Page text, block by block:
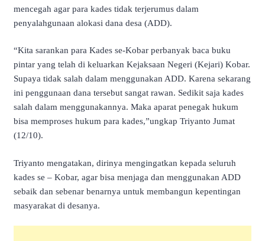
mencegah agar para kades tidak terjerumus dalam
penyalahgunaan alokasi dana desa (ADD).
“Kita sarankan para Kades se-Kobar perbanyak baca buku
pintar yang telah di keluarkan Kejaksaan Negeri (Kejari) Kobar.
Supaya tidak salah dalam menggunakan ADD. Karena sekarang
ini penggunaan dana tersebut sangat rawan. Sedikit saja kades
salah dalam menggunakannya. Maka aparat penegak hukum
bisa memproses hukum para kades,”ungkap Triyanto Jumat
(12/10).
Triyanto mengatakan, dirinya mengingatkan kepada seluruh
kades se – Kobar, agar bisa menjaga dan menggunakan ADD
sebaik dan sebenar benarnya untuk membangun kepentingan
masyarakat di desanya.